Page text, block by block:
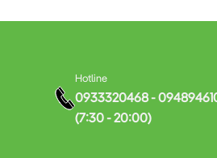
Hotline
0933320468 -
(7:30 - 20:00)